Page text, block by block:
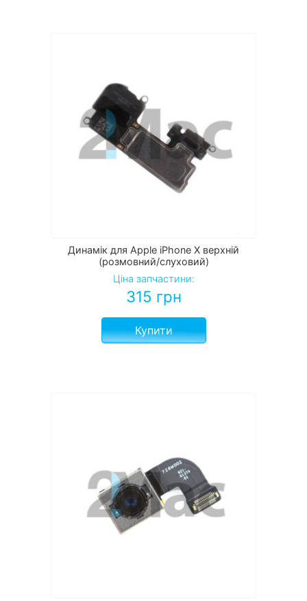
Динамік для Apple iPhone X верхній
(розмовний/слуховий)
Ціна запчастини:
315 грн
Купити